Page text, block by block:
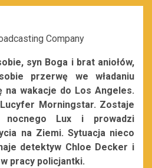
Company
syn Boga i brat aniołów,
przerwę we władaniu
na wakacje do Los Angeles.
Morningstar. Zostaje
nocnego Lux i prowadzi
na Ziemi. Sytuacja nieco
detektyw Chloe Decker i
pracy policjantki.